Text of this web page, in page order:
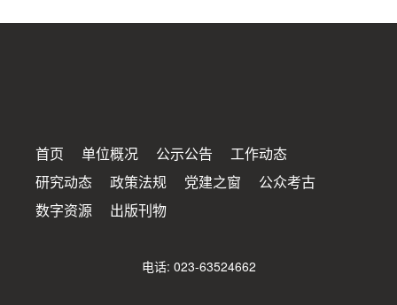
首页 单位概况 公示公告
工作动态
研究动态
政策法规 党建之窗
公众考古
数字资源
出版刊物
电话: 023-63524662